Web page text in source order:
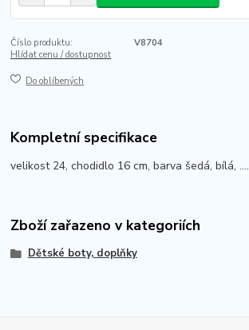
Číslo produktu:
V8704
Hlídat cenu / dostupnost
Do oblíbených
Kompletní specifikace
velikost 24, chodidlo 16 cm, barva šedá, bílá, ....
Zboží zařazeno v kategoriích
Dětské boty, doplňky